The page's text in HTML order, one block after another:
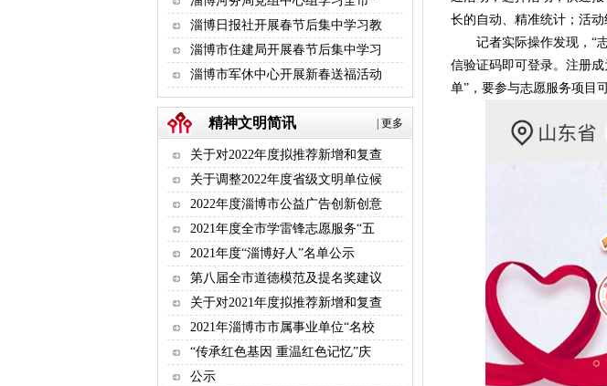
淄博日报社开展春节后集中学习教
淄博市住建局开展春节后集中学习
淄博市军休中心开展新春送福活动
更多
精神文明简讯
关于对2022年度拟推荐新增和复查
关于调整2022年度省级文明单位候
2022年度淄博市公益广告创新创意
2021年度全市学雷锋志愿服务“五
2021年度“淄博好人”名单公示
第八届全市道德模范及提名奖建议
关于对2021年度拟推荐新增和复查
2021年淄博市市属事业单位“名校
“传承红色基因 重温红色记忆”庆
公示
长的自动、精准统计；活
记者实际操作发现，“志
信验证码即可登录。注册
单”，要参与志愿服务项目